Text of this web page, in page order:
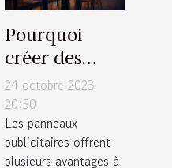
Pourquoi
créer des
panneaux
publicitaires
pour votre
entreprise ?
24 octobre 2023
20:50
Les panneaux
publicitaires offrent
plusieurs avantages à